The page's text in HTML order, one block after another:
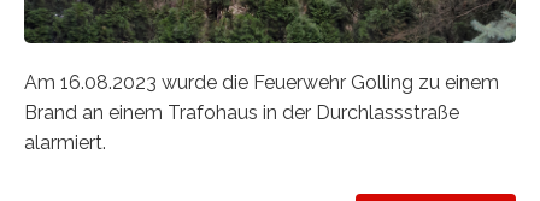
Am 16.08.2023 wurde die Feuerwehr Golling zu einem
Brand an einem Trafohaus in der Durchlassstraße
alarmiert.